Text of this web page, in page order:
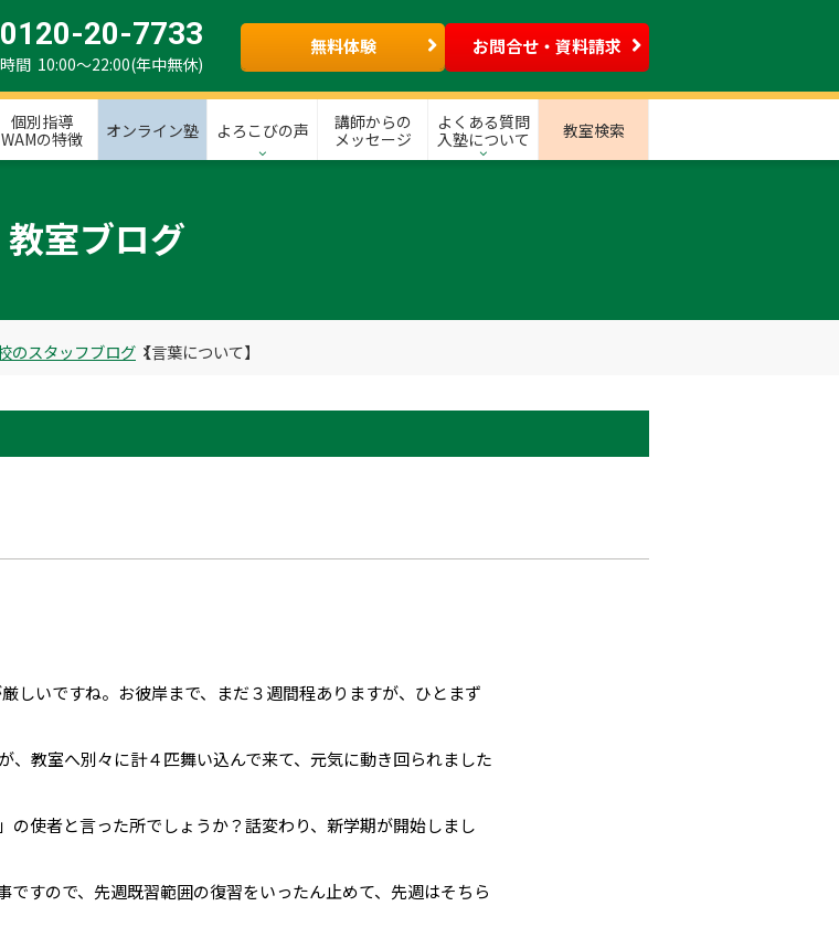
0120-20-7733
間 10:00～22:00(年中無休)
無料体験 お問合せ・資料請求
個別指導
WAMの特徴
オンライン塾 よろこびの声
講師からの
メッセージ
よくある質問
入塾について
教室検索
教室ブログ
のスタッフブログ 【言葉について】
しいですね。お彼岸まで、まだ３週間程ありますが、ひとまず
教室へ別々に計４匹舞い込んで来て、元気に動き回られました
使者と言った所でしょうか？話変わり、新学期が開始しまし
すので、先週既習範囲の復習をいったん止めて、先週はそちら